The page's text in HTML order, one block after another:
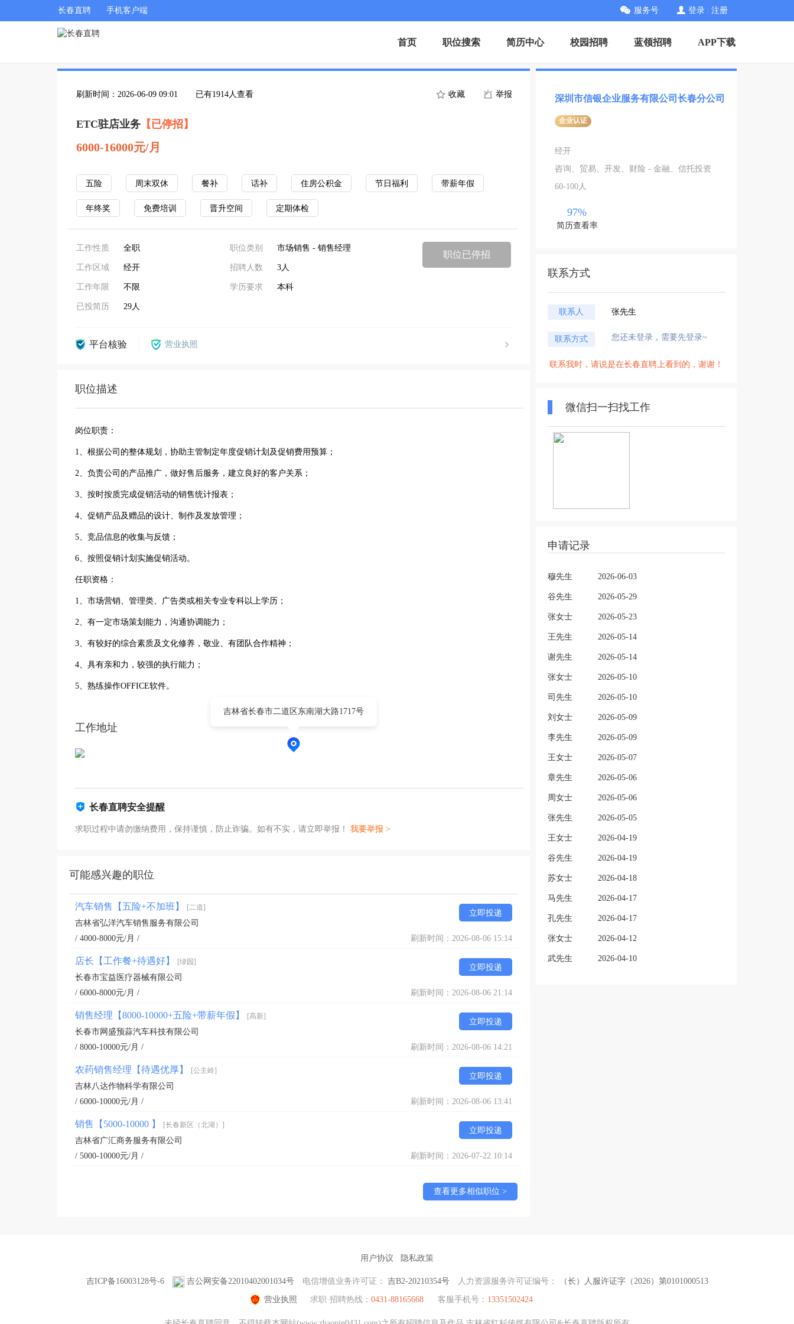
长春直聘 手机客户端 服务号 登录 注册
首页 职位搜索 简历中心 校园招聘 蓝领招聘 APP下载
刷新时间：2026-06-09 09:01 已有1914人查看 收藏 举报
ETC驻店业务 【已停招】
6000-16000元/月
五险 周末双休 餐补 话补 住房公积金 节日福利 带薪年假
年终奖 免费培训 晋升空间 定期体检
工作性质 全职
工作区域 经开
工作年限 不限
已投简历 29人
职位类别 市场销售 - 销售经理
招聘人数 3人
学历要求 本科
职位已停招
平台核验 营业执照
职位描述
岗位职责：
1、根据公司的整体规划，协助主管制定年度促销计划及促销费用预算；
2、负责公司的产品推广，做好售后服务，建立良好的客户关系；
3、按时按质完成促销活动的销售统计报表；
4、促销产品及赠品的设计、制作及发放管理；
5、竞品信息的收集与反馈；
6、按照促销计划实施促销活动。
任职资格：
1、市场营销、管理类、广告类或相关专业专科以上学历；
2、有一定市场策划能力，沟通协调能力；
3、有较好的综合素质及文化修养，敬业、有团队合作精神；
4、具有亲和力，较强的执行能力；
5、熟练操作OFFICE软件。
工作地址
吉林省长春市二道区东南湖大路1717号
长春直聘安全提醒
求职过程中请勿缴纳费用，保持谨慎，防止诈骗。如有不实，请立即举报！ 我要举报 >
可能感兴趣的职位
汽车销售【五险+不加班】 [二道]
立即投递
吉林省弘洋汽车销售服务有限公司
/ 4000-8000元/月 /
刷新时间：2026-08-06 15:14
店长【工作餐+待遇好】 [绿园]
立即投递
长春市宝益医疗器械有限公司
/ 6000-8000元/月 /
刷新时间：2026-08-06 21:14
销售经理【8000-10000+五险+带薪年假】 [高新]
立即投递
长春市网盛预蒜汽车科技有限公司
/ 8000-10000元/月 /
刷新时间：2026-08-06 14:21
农药销售经理【待遇优厚】 [公主岭]
立即投递
吉林八达作物科学有限公司
/ 6000-10000元/月 /
刷新时间：2026-08-06 13:41
销售【5000-10000 】 [长春新区（北湖）]
立即投递
吉林省广汇商务服务有限公司
/ 5000-10000元/月 /
刷新时间：2026-07-22 10:14
查看更多相似职位 >
深圳市信银企业服务有限公司长春分公司
企业认证
经开
咨询、贸易、开发、财险 - 金融、信托投资
60-100人
97%
简历查看率
联系方式
联系人 张先生
联系方式 您还未登录，需要先登录~
联系我时，请说是在长春直聘上看到的，谢谢！
微信扫一扫找工作
申请记录
穆先生 2026-06-03
谷先生 2026-05-29
张女士 2026-05-23
王先生 2026-05-14
谢先生 2026-05-14
张女士 2026-05-10
司先生 2026-05-10
刘女士 2026-05-09
李先生 2026-05-09
王女士 2026-05-07
章先生 2026-05-06
周女士 2026-05-06
张先生 2026-05-05
王女士 2026-04-19
谷先生 2026-04-19
苏女士 2026-04-18
马先生 2026-04-17
孔先生 2026-04-17
张女士 2026-04-12
武先生 2026-04-10
用户协议 隐私政策
吉ICP备16003128号-6 吉公网安备22010402001034号 电信增值业务许可证： 吉B2-20210354号 人力资源服务许可证编号： （长）人服许证字（2026）第0101000513
营业执照 求职·招聘热线： 0431-88165668 客服手机号： 13351502424